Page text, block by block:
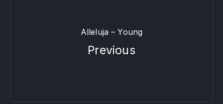
Alleluja – Young
Previous